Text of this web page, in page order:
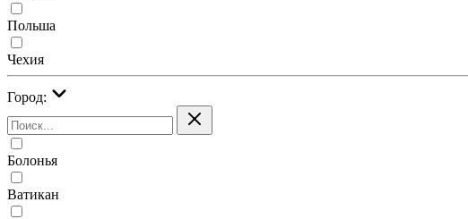
Польша
Чехия
Город:
Болонья
Ватикан